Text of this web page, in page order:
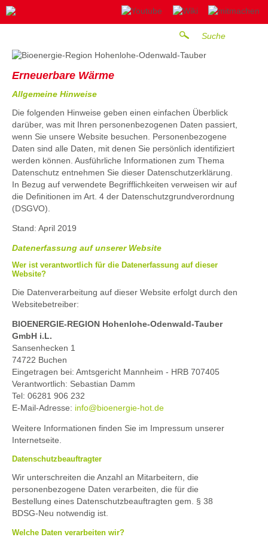
Erneuerbare Wärme
Allgemeine Hinweise
Die folgenden Hinweise geben einen einfachen Überblick
darüber, was mit Ihren personenbezogenen Daten passiert,
wenn Sie unsere Website besuchen. Personenbezogene
Daten sind alle Daten, mit denen Sie persönlich identifiziert
werden können. Ausführliche Informationen zum Thema
Datenschutz entnehmen Sie dieser Datenschutzerklärung.
In Bezug auf verwendete Begrifflichkeiten verweisen wir auf
die Definitionen im Art. 4 der Datenschutzgrundverordnung
(DSGVO).
Stand: April 2019
Datenerfassung auf unserer Website
Wer ist verantwortlich für die Datenerfassung auf dieser
Website?
Die Datenverarbeitung auf dieser Website erfolgt durch den
Websitebetreiber:
BIOENERGIE-REGION Hohenlohe-Odenwald-Tauber
GmbH i.L.
Sansenhecken 1
74722 Buchen
Eingetragen bei: Amtsgericht Mannheim - HRB 707405
Verantwortlich: Sebastian Damm
Tel: 06281 906 232
E-Mail-Adresse: info@bioenergie-hot.de
Weitere Informationen finden Sie im Impressum unserer
Internetseite.
Datenschutzbeauftragter
Wir unterschreiten die Anzahl an Mitarbeitern, die
personenbezogene Daten verarbeiten, die für die
Bestellung eines Datenschutzbeauftragten gem. § 38
BDSG-Neu notwendig ist.
Welche Daten verarbeiten wir?